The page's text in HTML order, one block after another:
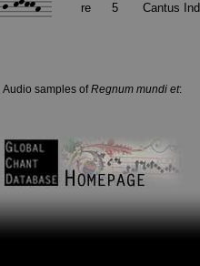
re 5 Cantus
Audio samples ofRegnum mundi et: